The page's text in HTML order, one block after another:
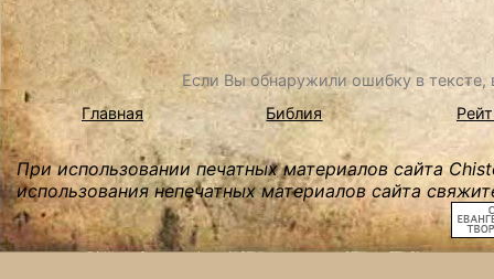
Если Вы обнаружили ошибку в
Главная
Библия
При использовании печатных материалов сайта
использования непечатных материалов сайта